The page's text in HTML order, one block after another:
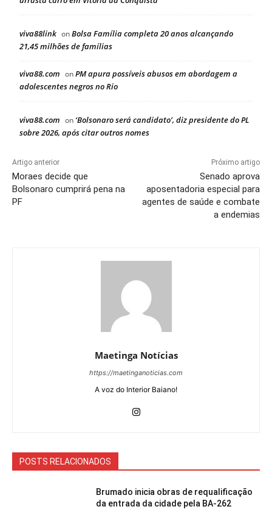
viva88link onBolsa Família completa 20 anos alcançando
21,45 milhões de famílias
viva88.com onPM apura possíveis abusos em abordagem a
adolescentes negros no Rio
viva88.com on ‘Bolsonaro será candidato’, diz presidente do PL
sobre 2026, após citar outros nomes
Artigo anterior
Moraes decide que
Bolsonaro cumprirá pena na
PF
Próximo artigo
Senado aprova
aposentadoria especial para
agentes de saúde e combate
a endemias
Maetinga Notícias
https://maetinganoticias.com
A voz do Interior Baiano!
POSTS RELACIONADOS
Brumado inicia obras de requalificação
da entrada da cidade pela BA-262